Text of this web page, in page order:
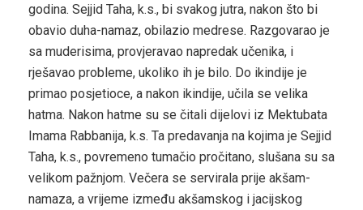
godina. Sejjid Taha, k.s., bi svakog jutra, nakon što bi
obavio duha-namaz, obilazio medrese. Razgovarao je
sa muderisima, provjeravao napredak učenika, i
rješavao probleme, ukoliko ih je bilo. Do ikindije je
primao posjetioce, a nakon ikindije, učila se velika
hatma. Nakon hatme su se čitali dijelovi iz Mektubata
Imama Rabbanija, k.s. Ta predavanja na kojima je Sejjid
Taha, k.s., povremeno tumačio pročitano, slušana su sa
velikom pažnjom. Večera se servirala prije akšam-
namaza, a vrijeme između akšamskog i jacijskog